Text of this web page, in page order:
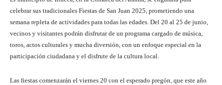
celebrar sus tradicionales Fiestas de San Juan 2025, prometiendo una
semana repleta de actividades para todas las edades. Del 20 al 25 de junio,
vecinos y visitantes podrán disfrutar de un programa cargado de música,
toros, actos culturales y mucha diversión, con un enfoque especial en la
participación ciudadana y el disfrute de la cultura local.
Las fiestas comenzarán el viernes 20 con el esperado pregón, que este año